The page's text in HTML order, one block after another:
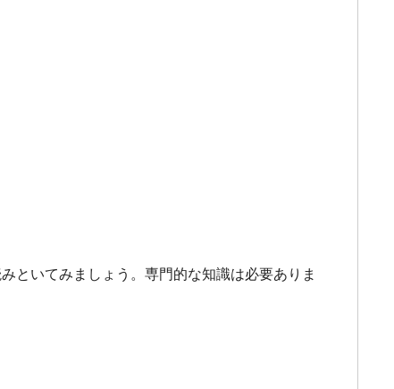
といてみましょう。専門的な知識は必要ありま